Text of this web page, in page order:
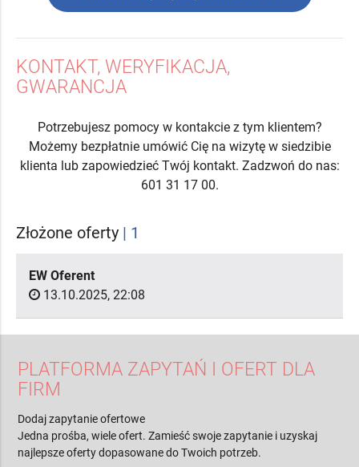
KONTAKT, WERYFIKACJA,
GWARANCJA
Potrzebujesz pomocy w kontakcie z tym klientem?
Możemy bezpłatnie umówić Cię na wizytę w siedzibie
klienta lub zapowiedzieć Twój kontakt. Zadzwoń do nas:
601 31 17 00.
Złożone oferty | 1
EW Oferent
13.10.2025, 22:08
PLATFORMA ZAPYTAŃ I OFERT DLA
FIRM
Dodaj zapytanie ofertowe
Jedna prośba, wiele ofert. Zamieść swoje zapytanie i uzyskaj
najlepsze oferty dopasowane do Twoich potrzeb.